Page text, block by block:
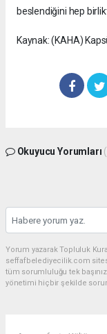
beslendiğini hep
Kaynak: (KAHA)
Okuyucu Yorumları
Yorum yazarak Topluluk
seffafbelediyecilik.com
tüm sorumluluğu tek
yönetimi hiçbir şekilde